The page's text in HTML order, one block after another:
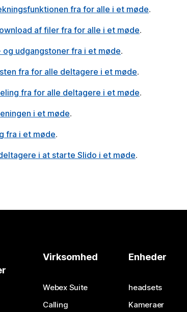
fra for alle i et møde.
af filer fra for alle i et møde.
og udgangstoner fra i et møde.
fra for alle deltagere i et møde.
fra for alle deltagere i et møde.
i et møde.
fra i et møde.
i at starte Slido i et møde.
Virksomhed
Webex Suite
Calling
Enheder
headsets
Kameraer